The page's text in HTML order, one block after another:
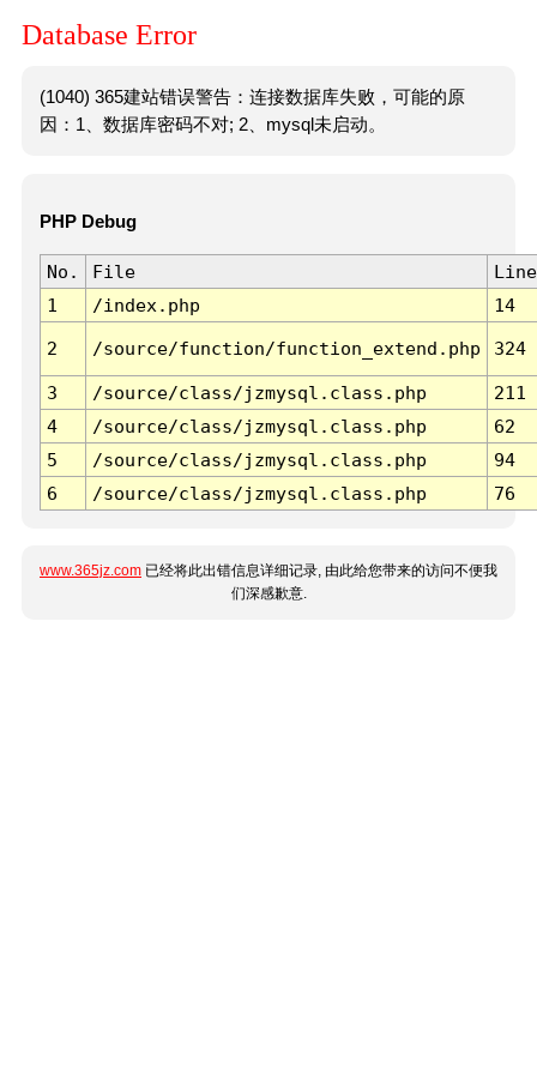
Database Error
(1040) 365建站错误警告：连接数据库失败，可能的原
因：1、数据库密码不对; 2、mysql未启动。
PHP Debug
No. File
Line
1
/index.php 14
2 /source/function/function_extend.php 324
3 /source/class/jzmysql.class.php
211
4
/source/class/jzmysql.class.php
62
5
/source/class/jzmysql.class.php
94
6
/source/class/jzmysql.class.php 76
www.365jz.com 已经将此出错信息详细记录, 由此给您带来的访问不便我
们深感歉意.